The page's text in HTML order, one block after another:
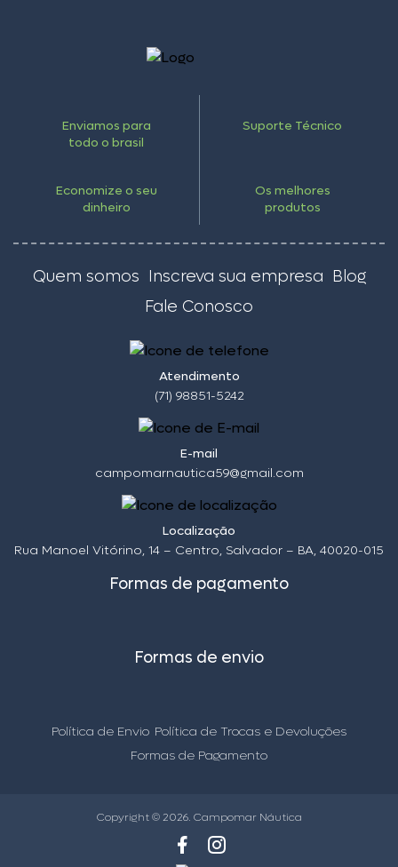
Enviamos para
todo o brasil
Suporte Técnico
Economize o seu
dinheiro
Os melhores
produtos
Quem somos Inscreva sua empresa Blog
Fale Conosco
Atendimento
(71) 98851-5242
E-mail
campomarnautica59@gmail.com
Localização
Rua Manoel Vitórino, 14 – Centro, Salvador – BA, 40020-015
Formas de pagamento
Formas de envio
Política de Envio Política de Trocas e Devoluções
Formas de Pagamento
Copyright © 2026. Campomar Náutica